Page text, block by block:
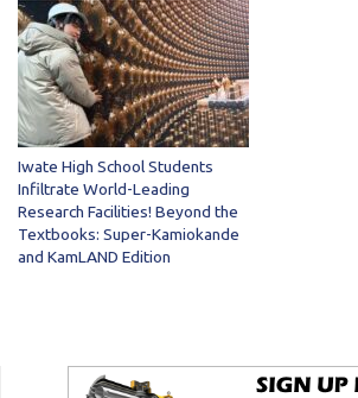
Iwate High School Students
Infiltrate World-Leading
Research Facilities! Beyond the
Textbooks: Super-Kamiokande
and KamLAND Edition